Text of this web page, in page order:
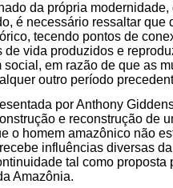
da própria
é necessário ressaltar
tecendo pontos de
de vida produzidos e
em razão de que as
outro período
por Anthony
e reconstrução de
o homem amazônico não
influências diversas
tal como
Amazônia.